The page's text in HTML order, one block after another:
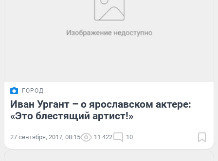
ГОРОД
Иван Ургант – о ярославском актере:
«Это блестящий артист!»
27 сентября, 2017, 08:15 11 422 10